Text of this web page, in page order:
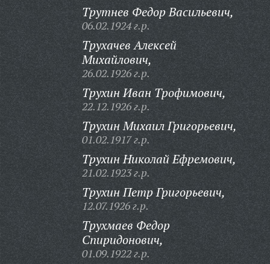
Трутнев Федор Васильевич,
06.02.1924 г.р.
Трухачев Алексей
Михайлович,
26.02.1926 г.р.
Трухин Иван Трофимович,
22.12.1926 г.р.
Трухин Михаил Григорьевич,
01.02.1917 г.р.
Трухин Николай Ефремович,
21.02.1923 г.р.
Трухин Петр Григорьевич,
12.07.1926 г.р.
Трухмаев Федор
Спиридонович,
01.09.1922 г.р.